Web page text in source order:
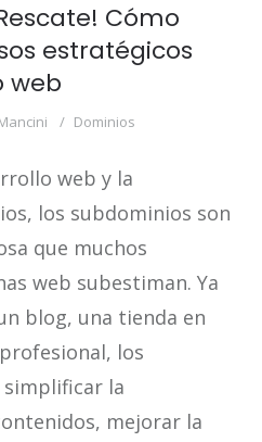
Cómo
estratégicos
web
Dominios
web y la
los subdominios son
que muchos
web subestiman. Ya
blog, una tienda en
los
la
mejorar la